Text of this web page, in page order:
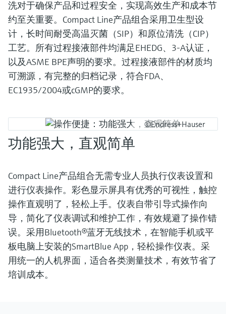
洗对于确保产品和过程安全，实现高效生产和成本节
约至关重要。Compact Line产品组合采用卫生型设
计，长时间耐受高温灭菌（SIP）和原位清洗（CIP）
工艺。所有过程接液部件均满足EHEDG、3-A认证，
以及ASME BPE声明的要求。过程接液部件的材质均
可溯源，有完整的归档记录，符合FDA、
EC1935/2004或cGMP的要求。
©Endress+Hauser
功能强大，直观简单
Compact Line产品组合无需专业人员执行仪表设置和
进行仪表操作。彩色显示屏具有优秀的可视性，触控
操作直观明了，轻松上手。仪表自带引导式操作向
导，简化了仪表调试和维护工作，有效规避了操作错
误。采用Bluetooth®蓝牙无线技术，在智能手机或平
板电脑上安装的SmartBlue App，轻松操作仪表。采
用统一的人机界面，适合各类测量技术，有效节省了
培训成本。